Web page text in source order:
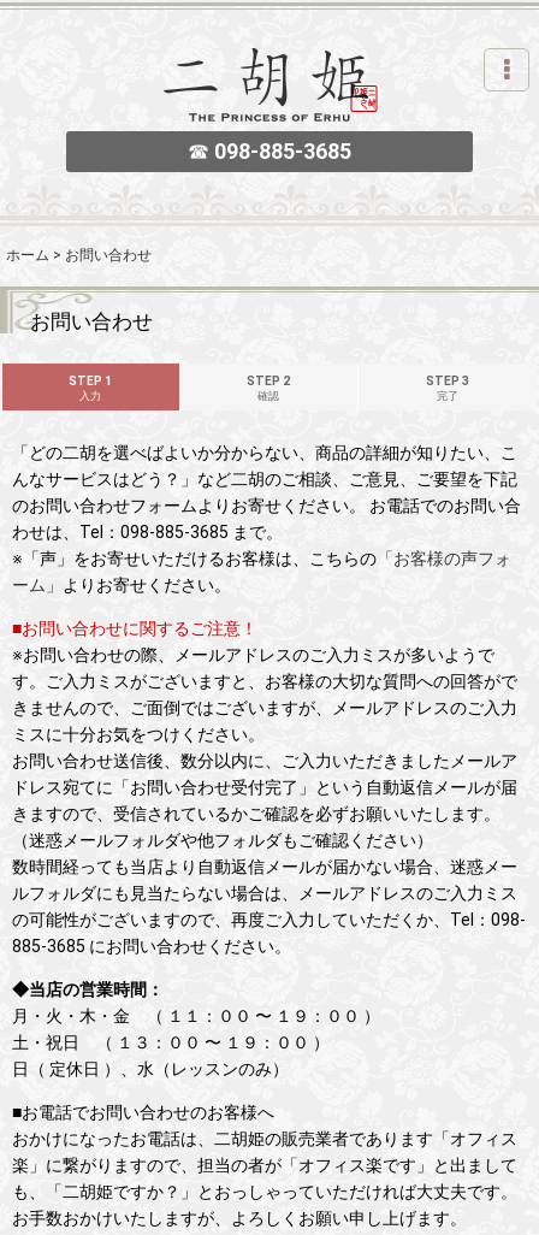
☎ 098-885-3685
ホーム > お問い合わせ
お問い合わせ
STEP 1
入力
STEP 2
確認
STEP 3
完了
「どの二胡を選べばよいか分からない、商品の詳細が知りたい、こ
んなサービスはどう？」など二胡のご相談、ご意見、ご要望を下記
のお問い合わせフォームよりお寄せください。 お電話でのお問い合
わせは、Tel：098-885-3685 まで。
※「声」をお寄せいただけるお客様は、こちらの 「お客様の声フォ
ーム」
よりお寄せください。
■お問い合わせに関するご注意！
※お問い合わせの際、メールアドレスのご入力ミスが多いようで
す。ご入力ミスがございますと、お客様の大切な質問への回答がで
きませんので、ご面倒ではございますが、メールアドレスのご入力
ミスに十分お気をつけください。
お問い合わせ送信後、数分以内に、ご入力いただきましたメールア
ドレス宛てに「お問い合わせ受付完了」という自動返信メールが届
きますので、受信されているかご確認を必ずお願いいたします。
（迷惑メールフォルダや他フォルダもご確認ください）
数時間経っても当店より自動返信メールが届かない場合、迷惑メー
ルフォルダにも見当たらない場合は、メールアドレスのご入力ミス
の可能性がございますので、再度ご入力していただくか、Tel：098-
885-3685 にお問い合わせください。
◆当店の営業時間：
月・火・木・金 （ １１：００ 〜 １９：００ ）
土・祝日 （ １３：００ 〜 １９：００ ）
日（ 定休日 ）、水（レッスンのみ）
■お電話でお問い合わせのお客様へ
おかけになったお電話は、二胡姫の販売業者であります「オフィス
楽」に繋がりますので、担当の者が「オフィス楽です」と出まして
も、「二胡姫ですか？」とおっしゃっていただければ大丈夫です。
お手数おかけいたしますが、よろしくお願い申し上げます。